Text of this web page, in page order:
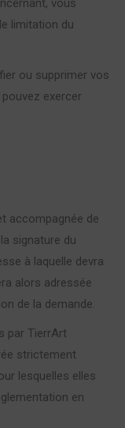
vous
limitation du
ou supprimer vos
exercer
accompagnée de
signature du
à laquelle devra
alors adressée
de la demande.
par TierrArt
strictement
lesquelles elles
en